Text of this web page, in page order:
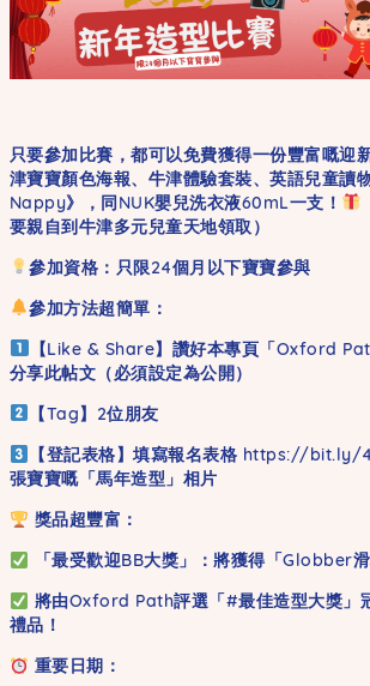
只要參加比賽，都可以免費獲得一份豐富嘅迎
津寶寶顏色海報、牛津體驗套裝、英語兒童讀
Nappy》，同NUK嬰兒洗衣液60mL一支！
要親自到牛津多元兒童天地領取）
參加資格：只限24個月以下寶寶參與
參加方法超簡單：
【Like & Share】讚好本專頁「Oxford
分享此帖文（必須設定為公開）
【Tag】2位朋友
【登記表格】填寫報名表格 https://bit.ly/
張寶寶嘅「馬年造型」相片
獎品超豐富：
「最受歡迎BB大獎」：將獲得「Globber
將由Oxford Path評選「#最佳造型大獎」
禮品！
重要日期：